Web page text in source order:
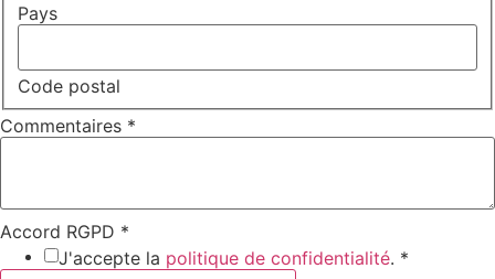
Pays
Code postal
en
page
Commentaires *
Accord RGPD *
J'accepte la politique de confidentialité. *